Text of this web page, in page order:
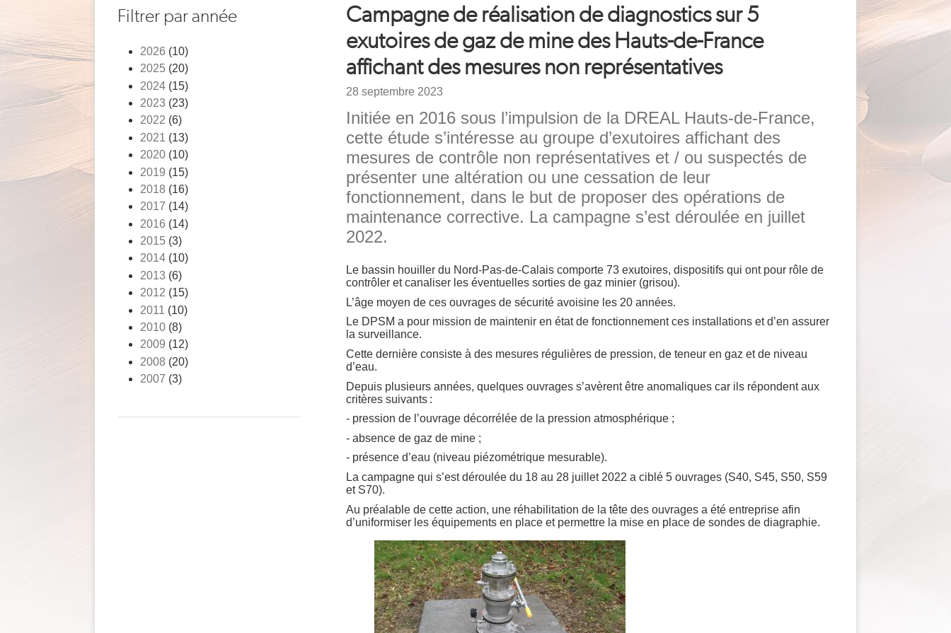
d'Ariane
Campagne de réalisation de diagnostics sur 5
exutoires de gaz de mine des Hauts-de-France
affichant des mesures non représentatives
Date
28 septembre 2023
Chapeau
Initiée en 2016 sous l’impulsion de la DREAL Hauts-de-France,
cette étude s’intéresse au groupe d’exutoires affichant des
mesures de contrôle non représentatives et / ou suspectés de
présenter une altération ou une cessation de leur
fonctionnement, dans le but de proposer des opérations de
maintenance corrective. La campagne s’est déroulée en juillet
2022.
Texte
Le bassin houiller du Nord-Pas-de-Calais comporte 73 exutoires, dispositifs qui ont pour rôle de
contrôler et canaliser les éventuelles sorties de gaz minier (grisou).
L’âge moyen de ces ouvrages de sécurité avoisine les 20 années.
Le DPSM a pour mission de maintenir en état de fonctionnement ces installations et d’en assurer
la surveillance.
Cette dernière consiste à des mesures régulières de pression, de teneur en gaz et de niveau
d’eau.
Depuis plusieurs années, quelques ouvrages s’avèrent être anomaliques car ils répondent aux
critères suivants :
- pression de l’ouvrage décorrélée de la pression atmosphérique ;
- absence de gaz de mine ;
- présence d’eau (niveau piézométrique mesurable).
La campagne qui s’est déroulée du 18 au 28 juillet 2022 a ciblé 5 ouvrages (S40, S45, S50, S59
et S70).
Au préalable de cette action, une réhabilitation de la tête des ouvrages a été entreprise afin
d’uniformiser les équipements en place et permettre la mise en place de sondes de diagraphie.
Filtrer par année
2026 (10)
2025 (20)
2024 (15)
2023 (23)
2022 (6)
2021 (13)
2020 (10)
2019 (15)
2018 (16)
2017 (14)
2016 (14)
2015 (3)
2014 (10)
2013 (6)
2012 (15)
2011 (10)
2010 (8)
2009 (12)
2008 (20)
2007 (3)